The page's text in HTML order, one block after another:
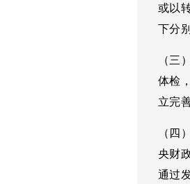
或以
下分
（三
体检
立完
（四
央财
通过